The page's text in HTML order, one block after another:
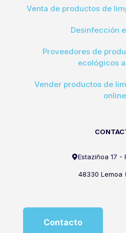
Venta de productos de
Desinfección
Proveedores de
ecológicos
Vender productos de
online
Estaziñoa 17 -
48330 Lemoa
Contacto